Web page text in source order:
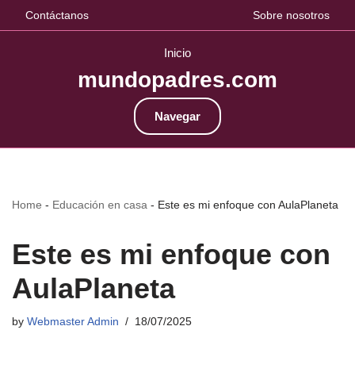
Contáctanos Sobre nosotros
Inicio
mundopadres.com
Navegar
Home - Educación en casa - Este es mi enfoque con AulaPlaneta
Este es mi enfoque con
AulaPlaneta
by Webmaster Admin 18/07/2025